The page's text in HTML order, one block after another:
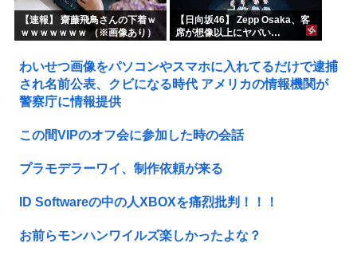
【速報】 齋藤飛鳥さんの下着ｗ
ｗｗｗｗｗｗｗ （※画像あり）
【日向坂46】 Zepp Osaka、客
席が想像以上にヤバい…
わいせつ画像をパソコンやスマホに入れてるだけで逮捕
され名前公表、クビになる時代 アメリカの情報機関が
警察庁に情報提供
この間VIPのオフ会に参加した時の会話
プラモデラーワイ、制作依頼が来る
ID Softwareの中の人XBOXを痛烈批判！！！
お前らモンハンワイルズ楽しかったよな？